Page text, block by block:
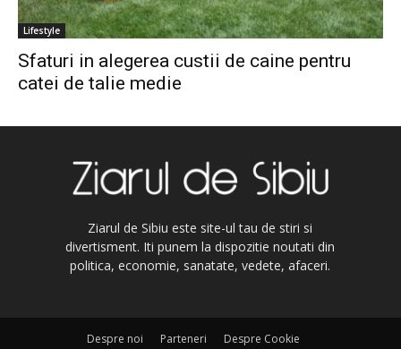
Lifestyle
Sfaturi in alegerea custii de caine pentru
catei de talie medie
Ziarul de Sibiu este site-ul tau de stiri si
divertisment. Iti punem la dispozitie noutati din
politica, economie, sanatate, vedete, afaceri.
Despre noi Parteneri Despre Cookie